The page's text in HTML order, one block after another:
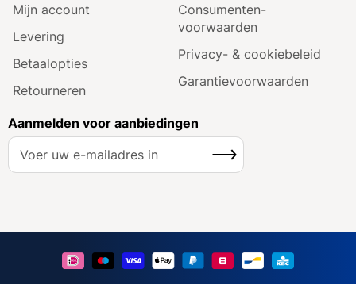
Mijn account
Levering
Betaalopties
Retourneren
Consumenten­
voorwaarden
Privacy- & cookiebeleid
Garantie­voorwaarden
Aanmelden voor aanbiedingen
A
e
Inschrijven